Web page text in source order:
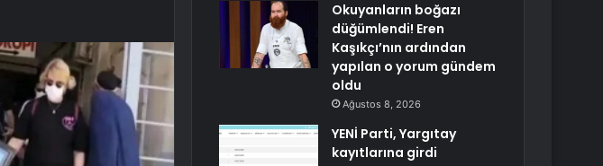
Okuyanların boğazı
düğümlendi! Eren
Kaşıkçı’nın ardından
yapılan o yorum gündem
oldu
Ağustos 8, 2026
YENİ Parti, Yargıtay
kayıtlarına girdi